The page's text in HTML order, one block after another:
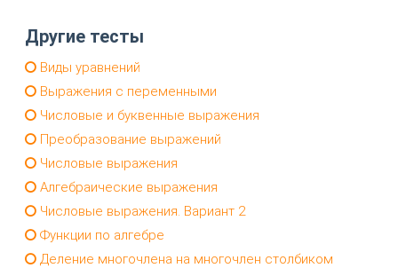
Другие тесты
Виды уравнений
Выражения с переменными
Числовые и буквенные выражения
Преобразование выражений
Числовые выражения
Алгебраические выражения
Числовые выражения. Вариант 2
Функции по алгебре
Деление многочлена на многочлен столбиком